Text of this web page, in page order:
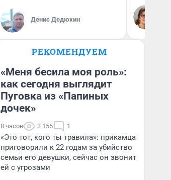
Денис Дедюхин
РЕКОМЕНДУЕМ
«Меня бесила моя роль»:
как сегодня выглядит
Пуговка из «Папиных
дочек»
8 часов 3 155 1
«Это тот, кого ты травила»: прикамца
приговорили к 22 годам за убийство
семьи его девушки, сейчас он звонит
ей с угрозами